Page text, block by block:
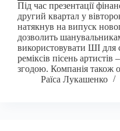
Під час презентації
другий квартал у
натякнув на випуск
дозволить
використовувати ШІ для
реміксів пісень артистів
згодою. Компанія
Раїса Лукашенко